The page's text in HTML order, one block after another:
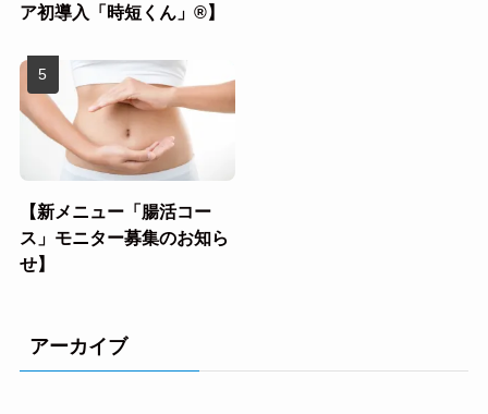
ア初導入「時短くん」®︎】
【新メニュー「腸活コー
ス」モニター募集のお知ら
せ】
アーカイブ